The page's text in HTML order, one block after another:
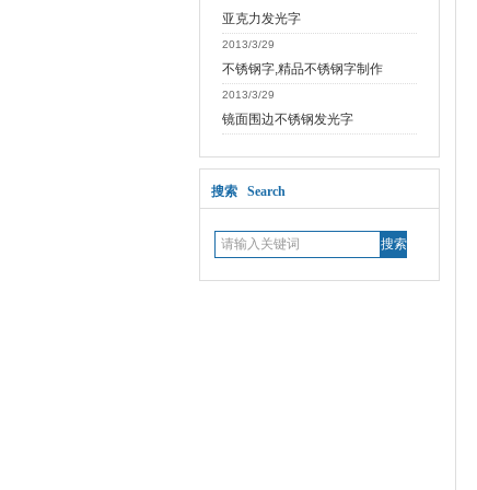
亚克力发光字
2013/3/29
不锈钢字,精品不锈钢字制作
2013/3/29
镜面围边不锈钢发光字
搜索 Search